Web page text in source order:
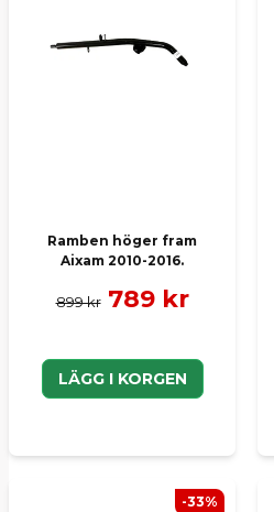
Ramben höger fram
Aixam 2010-2016.
899 kr 789 kr
LÄGG I KORGEN
-33%